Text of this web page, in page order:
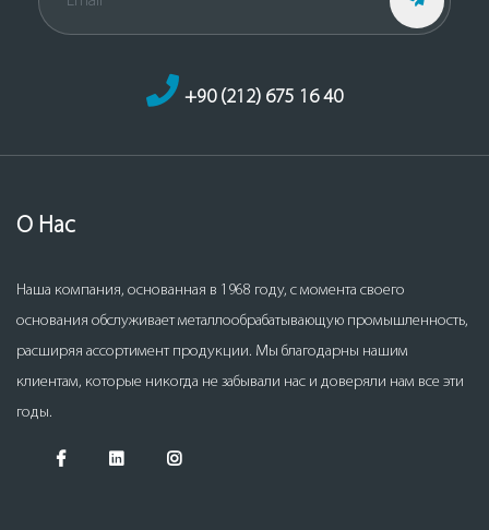
+90 (212) 675 16 40
О Нас
Наша компания, основанная в 1968 году, с момента своего
основания обслуживает металлообрабатывающую промышленность,
расширяя ассортимент продукции. Мы благодарны нашим
клиентам, которые никогда не забывали нас и доверяли нам все эти
годы.